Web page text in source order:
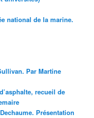
national de la marine.
Par Martine
recueil de
Présentation